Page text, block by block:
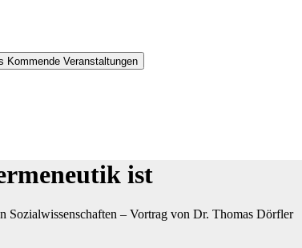
Kommende Veranstaltungen
ist
Sozialwissenschaften – Vortrag von Dr. Thomas Dörfler